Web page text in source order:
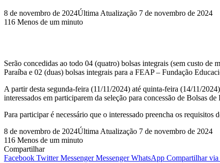
8 de novembro de 2024Última Atualização 7 de novembro de 2024
116 Menos de um minuto
Serão concedidas ao todo 04 (quatro) bolsas integrais (sem custo
Paraíba e 02 (duas) bolsas integrais para a FEAP – Fundação
A partir desta segunda-feira (11/11/2024) até quinta-feira (14/11/
interessados em participarem da seleção para concessão de Bolsas
Para participar é necessário que o interessado preencha os
8 de novembro de 2024Última Atualização 7 de novembro de 2024
116 Menos de um minuto
Compartilhar
Facebook Twitter Messenger Messenger WhatsApp Compartilhar